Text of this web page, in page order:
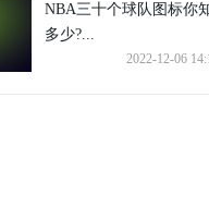
NBA三十个球队图标你
多少?...
2022-12-06